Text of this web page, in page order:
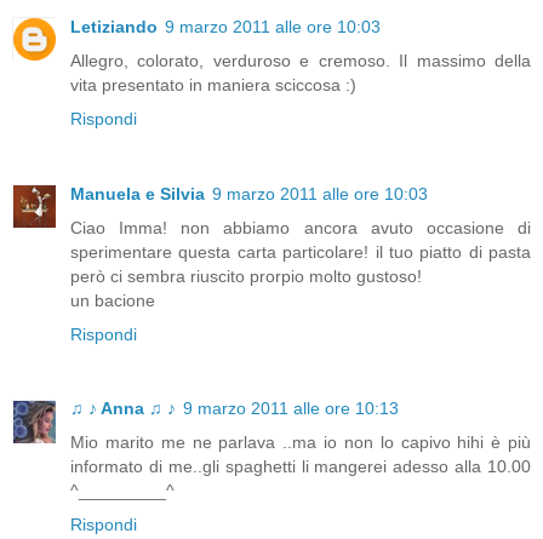
Letiziando 9 marzo 2011 alle ore 10:03
Allegro, colorato, verduroso e cremoso. Il massimo della
vita presentato in maniera sciccosa :)
Rispondi
Manuela e Silvia 9 marzo 2011 alle ore 10:03
Ciao Imma! non abbiamo ancora avuto occasione di
sperimentare questa carta particolare! il tuo piatto di pasta
però ci sembra riuscito prorpio molto gustoso!
un bacione
Rispondi
♫ ♪ Anna ♫ ♪ 9 marzo 2011 alle ore 10:13
Mio marito me ne parlava ..ma io non lo capivo hihi è più
informato di me..gli spaghetti li mangerei adesso alla 10.00
^_________^
Rispondi